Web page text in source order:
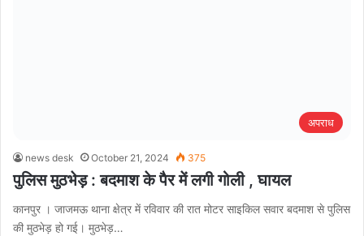
अपराध
news desk October 21, 2024 375
पुलिस मुठभेड़ : बदमाश के पैर में लगी गोली , घायल
कानपुर । जाजमऊ थाना क्षेत्र में रविवार की रात मोटर साइकिल सवार बदमाश से पुलिस
की मुठभेड़ हो गई। मुठभेड़…